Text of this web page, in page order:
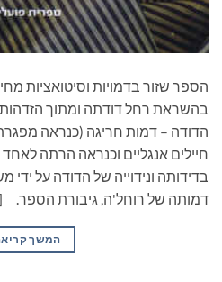
הספר שזור בדמויות וסיטואציות
בהשראת רחל דודתה ומתוך
הדודה – דמות חריגה (כנראה
חיילים אנגליים וכנראה הרתה
בדידותה ונידוייה של הדודה על
דמותה של רוחל'ה, גיבורת הספר.
המשך